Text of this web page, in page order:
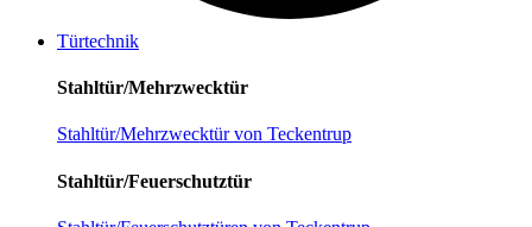
Türtechnik
Stahltür/Mehrzwecktür
Stahltür/Mehrzwecktür von Teckentrup
Stahltür/Feuerschutztür